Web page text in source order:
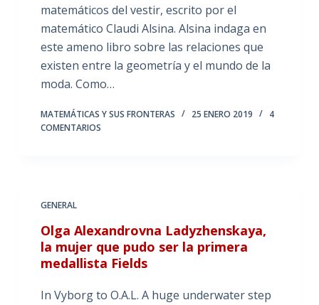
matemáticos del vestir, escrito por el
matemático Claudi Alsina. Alsina indaga en
este ameno libro sobre las relaciones que
existen entre la geometría y el mundo de la
moda. Como…
MATEMÁTICAS Y SUS FRONTERAS 25 ENERO 2019
4
COMENTARIOS
GENERAL
Olga Alexandrovna Ladyzhenskaya,
la mujer que pudo ser la primera
medallista Fields
In Vyborg to O.A.L. A huge underwater step